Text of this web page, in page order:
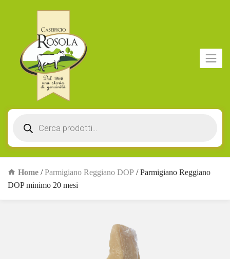
search
Home /Parmigiano Reggiano DOP / Parmigiano Reggiano
DOP minimo 20 mesi